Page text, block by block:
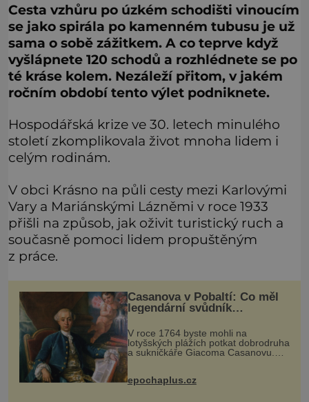
Cesta vzhůru po úzkém schodišti vinoucím
se jako spirála po kamenném tubusu je už
sama o sobě zážitkem. A co teprve když
vyšlápnete 120 schodů a rozhlédnete se po
té kráse kolem. Nezáleží přitom, v jakém
ročním období tento výlet podniknete.
Hospodářská krize ve 30. letech minulého
století zkomplikovala život mnoha lidem i
celým rodinám.
V obci Krásno na půli cesty mezi Karlovými
Vary a Mariánskými Lázněmi v roce 1933
přišli na způsob, jak oživit turistický ruch a
současně pomoci lidem propuštěným
z práce.
Casanova v Pobaltí: Co měl
legendární svůdník
společného se svobodnými
zednáři?
V roce 1764 byste mohli na
lotyšských plážích potkat dobrodruha
a sukničkáře Giacoma Casanovu.
Jeho cesta k Baltskému moři však
pracovní cestou se zištnými úmysly.
epochaplus.cz